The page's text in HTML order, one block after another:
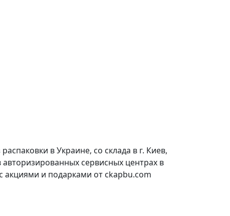
в Украине, со склада в г. Киев,
сервисных центрах в
акциями и подарками от ckapbu.com